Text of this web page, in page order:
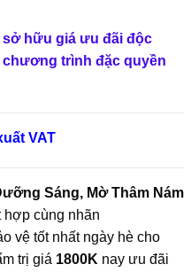
sở hữu giá ưu đãi độc
chương trình đặc quyền
VAT
Sáng, Mờ Thâm Nám
hợp cùng nhãn
vệ tốt nhất ngày hè cho
trị giá 1800K nay ưu đãi